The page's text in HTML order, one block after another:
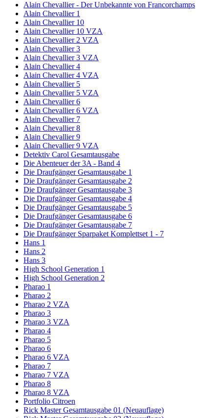
Alain Chevallier - Der Unbekannte von Francorchamps
Alain Chevallier 1
Alain Chevallier 10
Alain Chevallier 10 VZA
Alain Chevallier 2 VZA
Alain Chevallier 3
Alain Chevallier 3 VZA
Alain Chevallier 4
Alain Chevallier 4 VZA
Alain Chevallier 5
Alain Chevallier 5 VZA
Alain Chevallier 6
Alain Chevallier 6 VZA
Alain Chevallier 7
Alain Chevallier 8
Alain Chevallier 9
Alain Chevallier 9 VZA
Detektiv Carol Gesamtausgabe
Die Abenteuer der 3A - Band 4
Die Draufgänger Gesamtausgabe 1
Die Draufgänger Gesamtausgabe 2
Die Draufgänger Gesamtausgabe 3
Die Draufgänger Gesamtausgabe 4
Die Draufgänger Gesamtausgabe 5
Die Draufgänger Gesamtausgabe 6
Die Draufgänger Gesamtausgabe 7
Die Draufgänger Sparpaket Komplettset 1 - 7
Hans 1
Hans 2
Hans 3
High School Generation 1
High School Generation 2
Pharao 1
Pharao 2
Pharao 2 VZA
Pharao 3
Pharao 3 VZA
Pharao 4
Pharao 5
Pharao 6
Pharao 6 VZA
Pharao 7
Pharao 7 VZA
Pharao 8
Pharao 8 VZA
Portfolio Citroen
Rick Master Gesamtausgabe 01 (Neuauflage)